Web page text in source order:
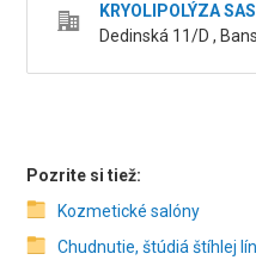
KRYOLIPOLÝZA
Dedinská 11/D ,
Pozrite si tiež:
Kozmetické salóny
Chudnutie, štúdiá štíhlej